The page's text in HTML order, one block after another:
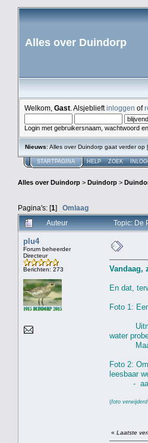
Alles over Duindorp
Welkom, Gast . Alsjeblieftinloggen of
Login met gebruikersnaam, wachtwoord
Nieuws: Alles over Duindorp gaat verder op
STARTPAGINA HELP ZOEK
Alles over Duindorp > Duindorp >
Pagina's: [1] Omlaag
Auteur
Topic: De
plu4
Forum beheerder
Directeur
Berichten: 273 Vandaag,
En dat,
Foto 1:
water
Maar
Foto 2:
leesbaar
-
(foto
« Laatste